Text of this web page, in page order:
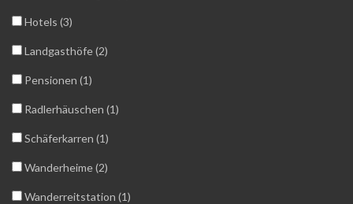
Hotels (3)
Landgasthöfe (2)
Pensionen (1)
Radlerhäuschen (1)
Schäferkarren (1)
Wanderheime (2)
Wanderreitstation (1)